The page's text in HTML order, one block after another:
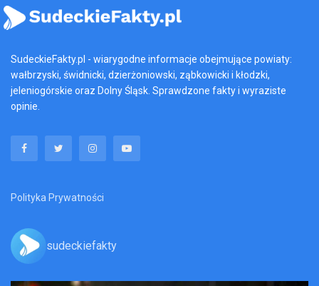
SudeckieFakty.pl - wiarygodne informacje obejmujące powiaty:
wałbrzyski, świdnicki, dzierżoniowski, ząbkowicki i kłodzki,
jeleniogórskie oraz Dolny Śląsk. Sprawdzone fakty i wyraziste
opinie.
Polityka Prywatności
sudeckiefakty